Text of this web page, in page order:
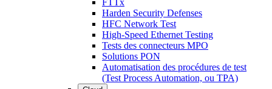
FTTx
Harden Security Defenses
HFC Network Test
High-Speed Ethernet Testing
Tests des connecteurs MPO
Solutions PON
Automatisation des procédures de test
(Test Process Automation, ou TPA)